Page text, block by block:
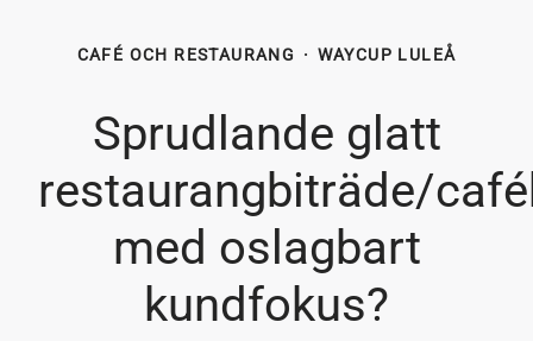
CAFÉ OCH RESTAURANG · WAYCUP LULEÅ
Sprudlande glatt
restaurangbiträde/
med oslagbart
kundfokus?